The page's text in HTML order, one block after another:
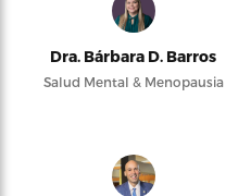
Dra. Bárbara D. Barros
Salud Mental & Menopausia